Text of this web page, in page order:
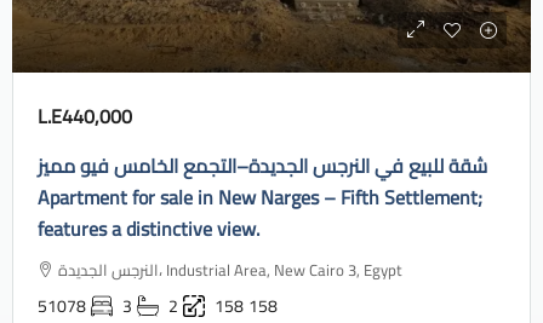
L.E440,000
شقة للبيع في النرجس الجديدة–التجمع الخامس فيو مميز
Apartment for sale in New Narges – Fifth Settlement;
features a distinctive view.
النرجس الجديدة، Industrial Area, New Cairo 3, Egypt
51078 3 2 158158